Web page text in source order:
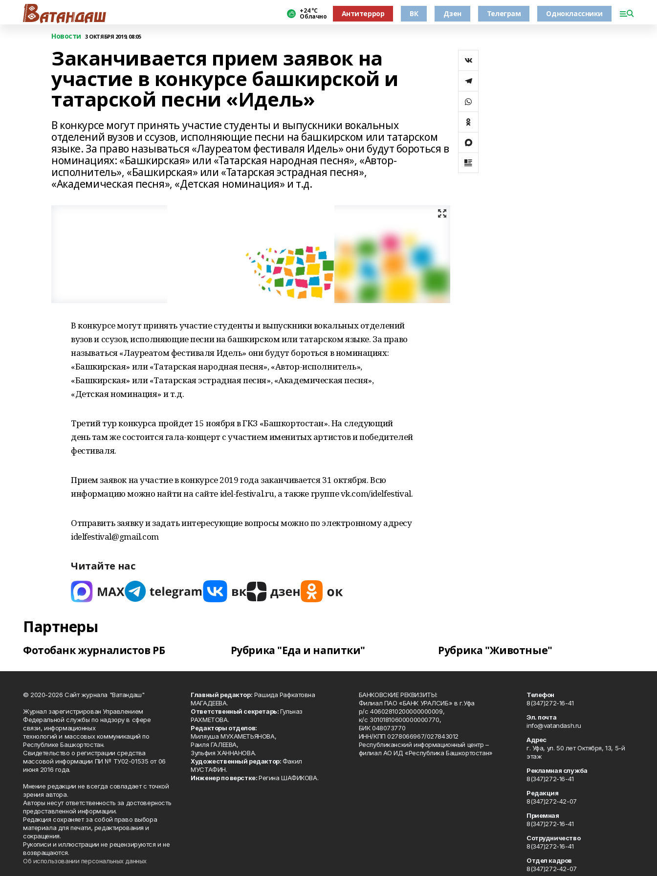
+24 °С
Облачно Антитеррор ВК Дзен Телеграм Одноклассники
Новости 3 ОКТЯБРЯ 2019, 08:05
Заканчивается прием заявок на
участие в конкурсе башкирской и
татарской песни «Идель»
В конкурсе могут принять участие студенты и выпускники вокальных
отделений вузов и ссузов, исполняющие песни на башкирском или татарском
языке. За право называться «Лауреатом фестиваля Идель» они будут бороться в
номинациях: «Башкирская» или «Татарская народная песня», «Автор-
исполнитель», «Башкирская» или «Татарская эстрадная песня»,
«Академическая песня», «Детская номинация» и т.д.
В конкурсе могут принять участие студенты и выпускники вокальных отделений
вузов и ссузов, исполняющие песни на башкирском или татарском языке. За право
называться «Лауреатом фестиваля Идель» они будут бороться в номинациях:
«Башкирская» или «Татарская народная песня», «Автор-исполнитель»,
«Башкирская» или «Татарская эстрадная песня», «Академическая песня»,
«Детская номинация» и т.д.
Третий тур конкурса пройдет 15 ноября в ГКЗ «Башкортостан». На следующий
день там же состоится гала-концерт с участием именитых артистов и победителей
фестиваля.
Прием заявок на участие в конкурсе 2019 года заканчивается 31 октября. Всю
информацию можно найти на сайте idel-festival.ru, а также группе vk.com/idelfestival.
Отправить заявку и задать интересующие вопросы можно по электронному адресу
idelfestival@gmail.com
Читайте нас
Партнеры
Фотобанк журналистов РБ Рубрика "Еда и напитки" Рубрика "Животные"
© 2020-2026 Сайт журнала "Ватандаш"
Журнал зарегистрирован Управлением
Федеральной службы по надзору в сфере
связи, информационных
технологий и массовых коммуникаций по
Республике Башкортостан.
Свидетельство о регистрации средства
массовой информации ПИ № ТУ02-01535 от 06
июня 2016 года.
Мнение редакции не всегда совпадает с точкой
зрения автора.
Авторы несут ответственность за достоверность
предоставленной информации.
Редакция сохраняет за собой право выбора
материала для печати, редактирования и
сокращения.
Рукописи и иллюстрации не рецензируются и не
возвращаются.
Об использовании персональных данных
Главный редактор: Рашида Рафкатовна
МАГАДЕЕВА.
Ответственный секретарь:Гульназ
РАХМЕТОВА.
Редакторы отделов:
Миляуша МУХАМЕТЬЯНОВА,
Раиля ГАЛЕЕВА,
Зульфия ХАННАНОВА.
Художественный редактор:Факил
МУСТАФИН.
Инженер по верстке:Регина ШАФИКОВА.
БАНКОВСКИЕ РЕКВИЗИТЫ:
Филиал ПАО «БАНК УРАЛСИБ» в г.Уфа
р/с 40602810200000000009,
к/с 30101810600000000770,
БИК 048073770
ИНН/КПП 0278066967/027843012
Республиканский информационный центр –
филиал АО ИД «Республика Башкортостан»
Телефон
8(347)272-16-41
Эл. почта
info@vatandash.ru
Адрес
г. Уфа, ул. 50 лет Октября, 13, 5-й
этаж
Рекламная служба
8(347)272-16-41
Редакция
8(347)272-42-07
Приемная
8(347)272-16-41
Сотрудничество
8(347)272-16-41
Отдел кадров
8(347)272-42-07